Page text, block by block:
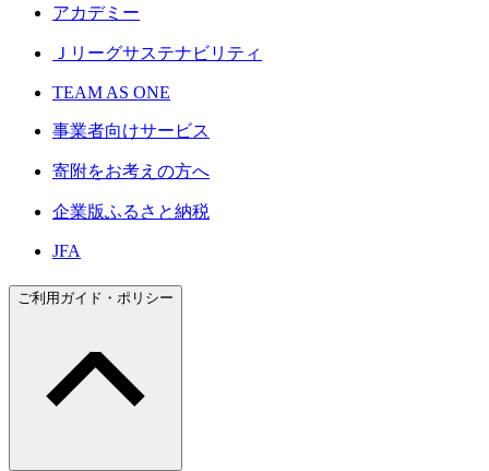
アカデミー
Ｊリーグサステナビリティ
TEAM AS ONE
事業者向けサービス
寄附をお考えの方へ
企業版ふるさと納税
JFA
ご利用ガイド・ポリシー